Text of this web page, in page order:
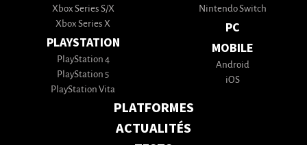
Xbox Series S/X
Xbox Series X
PLAYSTATION
PlayStation 4
PlayStation 5
PlayStation Vita
Nintendo Switch
PC
MOBILE
Android
iOS
PLATFORMES
ACTUALITÉS